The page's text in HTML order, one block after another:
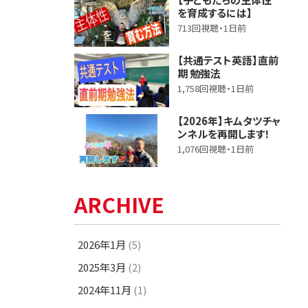
を育成するには】
713回視聴・1日前
【共通テスト英語】直前
期 勉強法
1,758回視聴・1日前
【2026年】キムタツチャ
ンネルを再開します！
1,076回視聴・1日前
ARCHIVE
2026年1月 (5)
2025年3月 (2)
2024年11月 (1)